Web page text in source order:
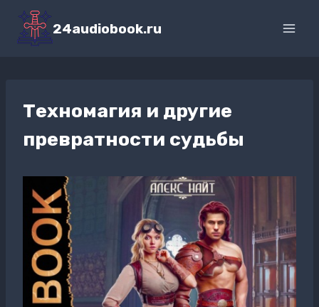
Перейти
содержимому
24audiobook.ru
Техномагия и другие
превратности судьбы